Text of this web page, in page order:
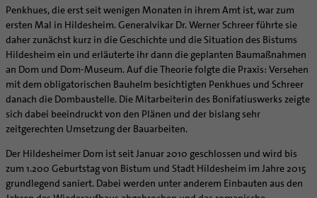
Trausprüche aus der Bibel
Hochzeits-Symbole
Auszeit
Geistliche Begleitung
Lebens- und Glaubensorte
Spirituelle Teambegleitung
Unterstützungsangebote für Seelsorgende
Männer
Queersensible Seelsorge
City- und Passanten
Arbeitnehmer
Altenheim | Senioren
Menschen mit Behinderung
Muttersprachen
Internet- und Telefon
Krankenhaus
Team
Newsletter
Weitere Infos
Berufe in der Kirche
Raum für Vielfalt
Diakone
Gemeindereferent:in
Pastorale:r Mitarbeiter:in
Pastoralreferent:in
Priester
Religionslehrer:in
Freiwilligendienst
Orden | Gemeinschaften
Frauenorden
Männerorden
Geistliche Gemeinschaften
Ritterorden
Ordo virginum
Digitaler Lesesaal
Verein für Geschichte und Kunst im Bistum Hildesheim
Dombibliothek Hildesheim
Bundeskonferenz der kirchlichen Archive in Deutschland
Forschungsinstitut für Philosophie Hannover
Aus dem Bistum in die Welt
Infobrief Weltkirche
missio-Regionalstelle
Beratung Direktpartnerschaften
Finanzielle Förderung der Bolivienpartnerschaft
Ökologische Fonds
Politische Lobbyarbeit
Partnerschaftsvereinbarung
Bolivienpartnerschaft Bistum Trier
Bolivienreise mit Bischof Heiner
Bolivientag 2026
Rückkehrenden-Engagement (ehemalige Freiwillige)
Outgoing
Incoming
Taizé-Fahrt Herbst 2026
Schöpfungsgerecht 2035
Wir machen Kirche - schöpfungsgerecht
Biologische Vielfalt
Engagiert in der Gesellschaft
Energetisches Sanieren
Fördermittel finden
Mobilität
Ökotheologie
Schöpfungsspiritualität
Umweltbildung
Stellenangebote
Liturgie und Kirchenmusik
Lokale Kirchenentwicklung
#diegruenegemeinde
Internationale Freiwilligendienste
Netzwerk ChancenGleich
Büchereien
Medienstelle
Newsletter
Personalentwicklung
Bistumsatlas
Beruf und Familie
KODA
Direktorium
Mitarbeitervertretung
Institutionelles Schutzkonzept
Kirchlicher Anzeiger
Kirchliches Arbeitsrecht
Schematismus
Penkhues, die erst seit wenigen Monaten in ihrem Amt ist, war zum
ersten Mal in Hildesheim. Generalvikar Dr. Werner Schreer führte sie
daher zunächst kurz in die Geschichte und die Situation des Bistums
Hildesheim ein und erläuterte ihr dann die geplanten Baumaßnahmen
an Dom und Dom-Museum. Auf die Theorie folgte die Praxis: Versehen
mit dem obligatorischen Bauhelm besichtigten Penkhues und Schreer
danach die Dombaustelle. Die Mitarbeiterin des Bonifatiuswerks zeigte
sich dabei beeindruckt von den Plänen und der bislang sehr
zeitgerechten Umsetzung der Bauarbeiten.
Der Hildesheimer Dom ist seit Januar 2010 geschlossen und wird bis
zum 1.200 Geburtstag von Bistum und Stadt Hildesheim im Jahre 2015
grundlegend saniert. Dabei werden unter anderem Einbauten aus den